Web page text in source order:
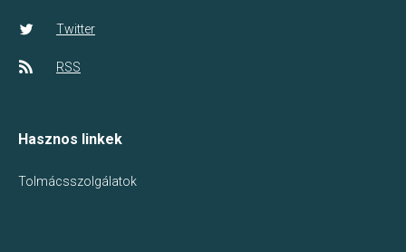
Twitter
RSS
Hasznos linkek
Tolmácsszolgálatok